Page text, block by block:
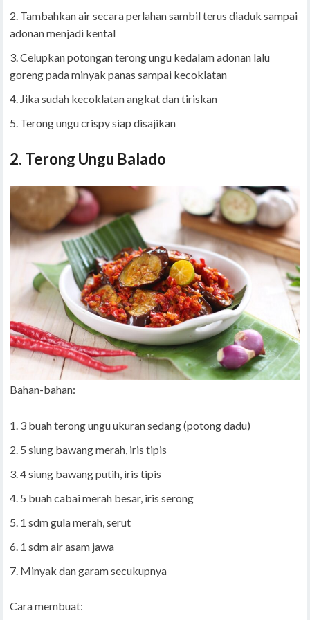
Tambahkan air secara perlahan sambil terus diaduk sampai
adonan menjadi kental
Celupkan potongan terong ungu kedalam adonan lalu
goreng pada minyak panas sampai kecoklatan
Jika sudah kecoklatan angkat dan tiriskan
Terong ungu crispy siap disajikan
2. Terong Ungu Balado
Bahan-bahan:
3 buah terong ungu ukuran sedang (potong dadu)
5 siung bawang merah, iris tipis
4 siung bawang putih, iris tipis
5 buah cabai merah besar, iris serong
1 sdm gula merah, serut
1 sdm air asam jawa
Minyak dan garam secukupnya
Cara membuat: